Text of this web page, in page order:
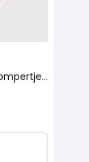
Set van 3 gestreepte rompertjes zonder mouwen